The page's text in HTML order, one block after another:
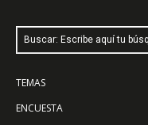
Buscar: Escribe aquí tu
TEMAS
ENCUESTA